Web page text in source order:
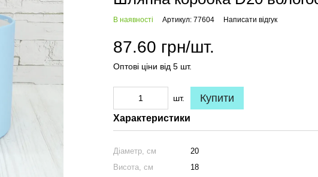
В наявності Артикул: 77604 Написати відгук
87.60 грн/шт.
Оптові ціни від 5 шт.
шт. Купити
Характеристики
Діаметр, см
20
Висота, см
18